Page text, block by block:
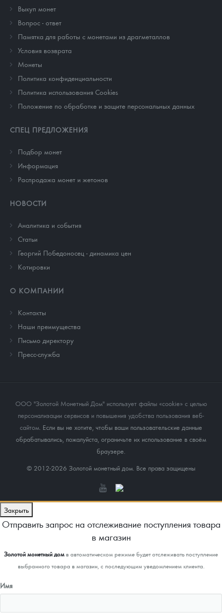
Выкуп монет
Вопрос - ответ
Памятка для работы с монетами из драгметаллов
Условия возврата
Монеты
Политика конфиденциальности
Политика использования Cookies
Положение по обработке и защите персональных данных
СПЕЦ ПРЕДЛОЖЕНИЯ
Подбор монет
Информация
Распродажа монет и жетонов
НОВОСТИ
Аналитика и события
Cтатьи
Георгий Победоносец - динамика цен
Котировки
О КОМПАНИИ
Контакты
Наши преимущества
Письмо директору
Пресс-служба
ООО "Золотой Монетный Дом" использует файлы «cookie» с целью
персонализации сервисов и повышения удобства пользования веб-
сайтом. Если вы не хотите, чтобы ваши пользовательские данные
обрабатывались, пожалуйста, ограничьте их использование в своём
браузере.
© 2012-2026 Золотой монетный дом. Все права защищены
Закрыть
Отправить запрос на отслеживание поступления товара
в магазин
Золотой монетный домв автоматическом режиме будет отслеживать поступление
выбранного товара в магазин, с последующим уведомлением клиента.
Имя